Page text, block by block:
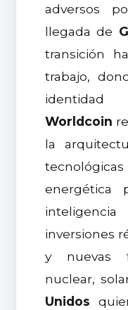
adversos
llegada de
transición
trabajo,
Worldcoin
la
energética
inversiones
y nuevas
nuclear,
Unidos